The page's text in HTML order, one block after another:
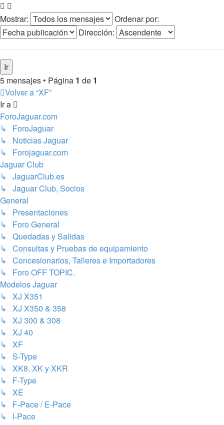
Mostrar:
Ordenar por:
Dirección:
5 mensajes • Página 1 de 1
Volver a “XF”
Ir a
ForoJaguar.com
↳ ForoJaguar
↳ Noticias Jaguar
↳ Forojaguar.com
Jaguar Club
↳ JaguarClub.es
↳ Jaguar Club, Socios
General
↳ Presentaciones
↳ Foro General
↳ Quedadas y Salidas
↳ Consultas y Pruebas de equipamiento
↳ Concesionarios, Talleres e Importadores
↳ Foro OFF TOPIC.
Modelos Jaguar
↳ XJ X351
↳ XJ X350 & 358
↳ XJ 300 & 308
↳ XJ 40
↳ XF
↳ S-Type
↳ XK8, XK y XKR
↳ F-Type
↳ XE
↳ F-Pace / E-Pace
↳ I-Pace